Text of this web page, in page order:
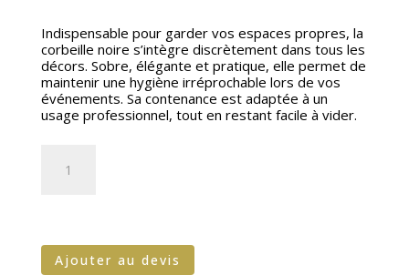
Indispensable pour garder vos espaces propres, la
corbeille noire s’intègre discrètement dans tous les
décors. Sobre, élégante et pratique, elle permet de
maintenir une hygiène irréprochable lors de vos
événements. Sa contenance est adaptée à un
usage professionnel, tout en restant facile à vider.
Ajouter au devis